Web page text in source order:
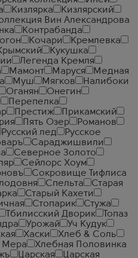
Кизлярка
Кизлярский
Вин Александрова
Контрабанда
Кочари
Кремлевка
Кукушка
Легенда Кремля
Мамонт Маруся
Медная
Муш Мягков
Налибоки
Оганян
Онегин
Перепелка
Престиж
Прикамский
Пять Озер
Романов
Русский лед
Русское
Сараджишвили
Северное Золото
Сейлорс Хоум
Сокровище Тифлиса
Спельта
Старая
Старый Кахети
Стопарик
Стужа
Тбилисский Дворик
Топаз
Урожай
Уч Кудук
Хаски
Хлеб & Соль
Мера
Хлебная Половинка
Царская Царская